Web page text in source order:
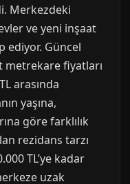
Merkezdeki
ve yeni inşaat
ediyor. Güncel
fiyatları
arasında
yaşına,
göre farklılık
rezidans tarzı
TL’ye kadar
uzak